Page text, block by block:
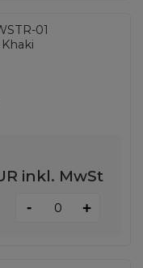
01
inkl. MwSt
- +